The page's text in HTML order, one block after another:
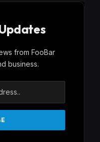
from FooBar
business.